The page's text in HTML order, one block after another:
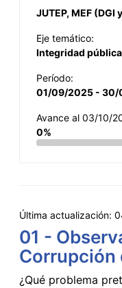
JUTEP, MEF (DGI
Eje temático:
Integridad
Período:
01/09/2025 - 30/
Avance al 03/10/
0%
Última actualización:
01 -
Corrupción
¿Qué problema